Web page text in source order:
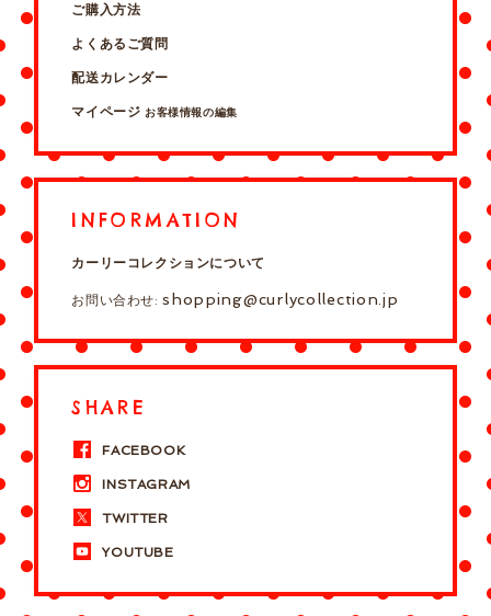
ご購入方法
よくあるご質問
配送カレンダー
マイページ お客様情報の編集
INFORMATION
カーリーコレクションについて
お問い合わせ:shopping@curlycollection.jp
SHARE
FACEBOOK
INSTAGRAM
TWITTER
YOUTUBE